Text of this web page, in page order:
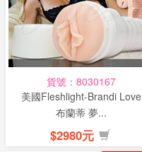
貨號：8030167
美國Fleshlight-Brandi Love
布蘭蒂 夢...
$2980元